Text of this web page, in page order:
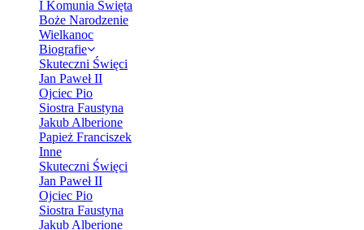
I Komunia Święta
Boże Narodzenie
Wielkanoc
Biografie
Skuteczni Święci
Jan Paweł II
Ojciec Pio
Siostra Faustyna
Jakub Alberione
Papież Franciszek
Inne
Skuteczni Święci
Jan Paweł II
Ojciec Pio
Siostra Faustyna
Jakub Alberione